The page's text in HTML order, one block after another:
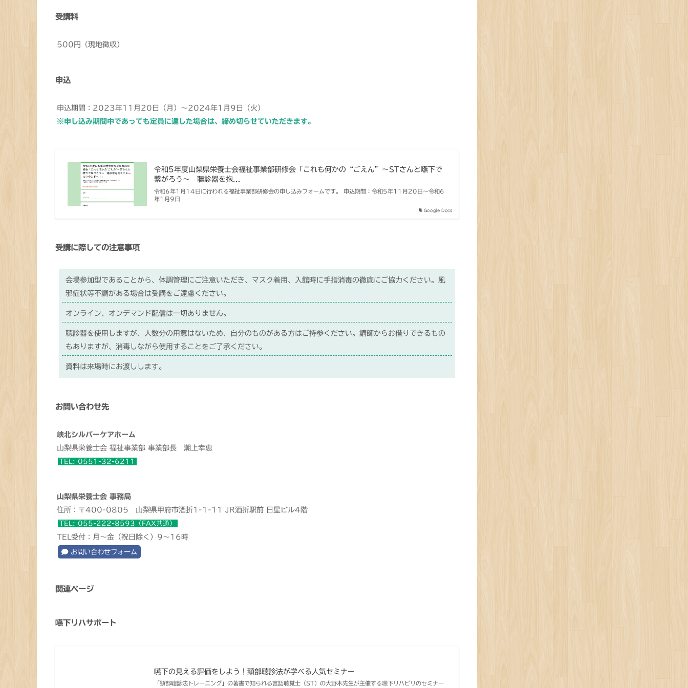
受講料
500円（現地徴収）
申込
申込期間：2023年11月20日（月）～2024年1月9日（火）
※申し込み期間中であっても定員に達した場合は、締め切らせていただきます。
Google Docs
令和5年度山梨県栄養士会福祉事業部研修会「これも何かの“ごえん”～STさんと嚥下で
繋がろう～ 聴診器を抱...
令和6年1月14日に行われる福祉事業部研修会の申し込みフォームです。 申込期間：令和5年11月20日～令和6
年1月9日
受講に際しての注意事項
会場参加型であることから、体調管理にご注意いただき、マスク着用、入館時に手指消毒の徹底にご協力ください。風
邪症状等不調がある場合は受講をご遠慮ください。
オンライン、オンデマンド配信は一切ありません。
聴診器を使用しますが、人数分の用意はないため、自分のものがある方はご持参ください。講師からお借りできるもの
もありますが、消毒しながら使用することをご了承ください。
資料は来場時にお渡しします。
お問い合わせ先
峡北シルバーケアホーム
山梨県栄養士会 福祉事業部 事業部長 潮上幸恵
TEL: 0551-32-6211
山梨県栄養士会 事務局
住所：〒400-0805 山梨県甲府市酒折1-1-11 JR酒折駅前 日星ビル4階
TEL: 055-222-8593（FAX共通）
TEL受付：月～金（祝日除く）9～16時
お問い合わせフォーム
関連ページ
嚥下リハサポート
嚥下の見える評価をしよう！頸部聴診法が学べる人気セミナー
「頸部聴診法トレーニング」の著書で知られる言語聴覚士（ST）の大野木先生が主催する嚥下リハビリのセミナー